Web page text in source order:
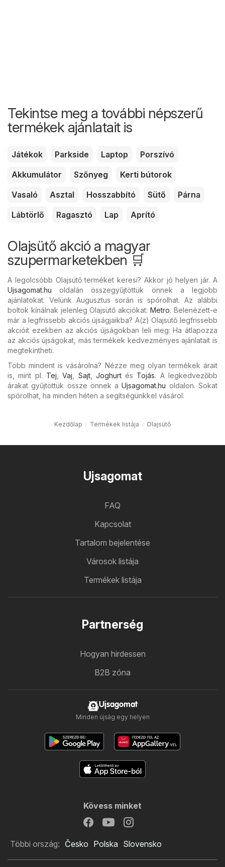
Tekintse meg a további népszerű
termékek ajánlatait is
Játékok Parkside Laptop
Porszívó
Akkumulátor
Szőnyeg
Kerti bútorok
Vasaló
Asztal Hosszabbító Sütő
Párna
Lábtörlő
Ragasztó Lap Aprító
Olajsütő akció a magyar
szupermarketekben 🛒
A legolcsóbb Olajsütő terméket keresi? Akkor jó helyen jár. A
Ujsagomat.hu oldalán összegyűjtöttük önnek a legjobb
ajánlatokat. Velünk Augusztus során is spórolhat. Az alábbi
boltok kínálnak jelenleg Olajsütő akciókat:Metro. Belenézett-e
már a legfrissebb akciós újságjaikba? A(z) Olajsütő legfrissebb
akcióit ezekben az akciós újságokban leli meg: Ha átlapozza
az akciós újságokat, más termékek kedvezményes ajánlatait is
megtekintheti.
Több mindent is vásárolna? Nézze meg olyan termékek árait
is, mint pl. Tej ,Vaj Sajt, Joghurtés Tojás. A legkedvezőbb
árakat gyűjtöttük össze önnek aUjsagomat.hu oldalon. Sokat
spórolhat, ha minden héten a segítségünkkel vásárol.
Kezdőlap Termékek listája Olajsütő
Ujsagomat
FAQ
Kapcsolat
Tartalom bejelentése
Városok listája
Termékek listája
Partnerség
Hogyan hirdessen
B2B zóna
Ujsagomat
Minden újság egy helyen
Kövess minket
Többi ország: Česko Polska Slovensko